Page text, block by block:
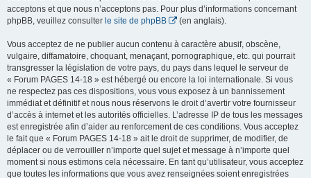
acceptons et que nous n’acceptons pas. Pour plus d’informations concernant
phpBB, veuillez consulter le site de phpBB (en anglais).
Vous acceptez de ne publier aucun contenu à caractère abusif, obscène,
vulgaire, diffamatoire, choquant, menaçant, pornographique, etc. qui pourrait
transgresser la législation de votre pays, du pays dans lequel le serveur de
« Forum PAGES 14-18 » est hébergé ou encore la loi internationale. Si vous
ne respectez pas ces dispositions, vous vous exposez à un bannissement
immédiat et définitif et nous nous réservons le droit d’avertir votre fournisseur
d’accès à internet et les autorités officielles. L’adresse IP de tous les messages
est enregistrée afin d’aider au renforcement de ces conditions. Vous acceptez
le fait que « Forum PAGES 14-18 » ait le droit de supprimer, de modifier, de
déplacer ou de verrouiller n’importe quel sujet et message à n’importe quel
moment si nous estimons cela nécessaire. En tant qu’utilisateur, vous acceptez
que toutes les informations que vous avez renseignées soient enregistrées